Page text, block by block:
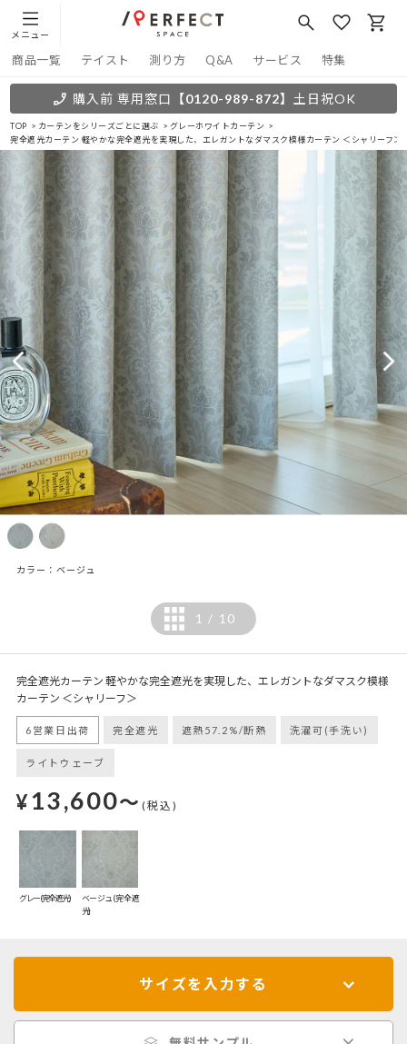
メニュー
商品一覧 テイスト 測り方 Q&A サービス 特集
購入前 専用窓口 【0120-989-872】 土日祝OK
TOP カーテンをシリーズごとに選ぶ
グレーホワイトカーテン
完全遮光カーテン 軽やかな完全遮光を実現した、エレガントなダマスク模様カーテン ＜シャリーフ＞
カラー：ベージュ
1 / 10
完全遮光カーテン 軽やかな完全遮光を実現した、エレガントなダマスク模様
カーテン ＜シャリーフ＞
6営業日出荷 完全遮光 遮熱57.2%/断熱 洗濯可(手洗い)
ライトウェーブ
¥13,600～ (税込)
グレー(完全遮光)
ベージュ(完全遮
光)
サイズを入力する